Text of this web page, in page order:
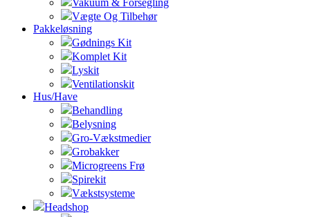
Vakuum & Forsegling
Vægte Og Tilbehør
Pakkeløsning
Gødnings Kit
Komplet Kit
Lyskit
Ventilationskit
Hus/Have
Behandling
Belysning
Gro-Vækstmedier
Grobakker
Microgreens Frø
Spirekit
Vækstsysteme
Headshop